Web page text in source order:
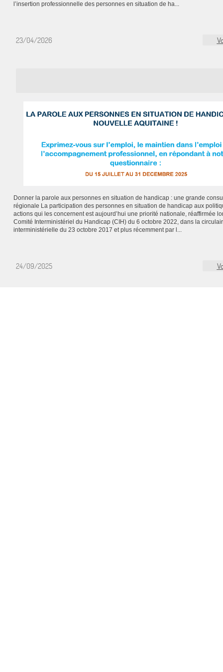
l’insertion professionnelle des personnes en situation de ha...
23/04/2026
Donner la parole aux personnes en situation de handicap : une grande
régionale La participation des personnes en situation de handicap aux
actions qui les concernent est aujourd’hui une priorité nationale, réaffirmée
Comité Interministériel du Handicap (CIH) du 6 octobre 2022, dans la
interministérielle du 23 octobre 2017 et plus récemment par l...
24/09/2025